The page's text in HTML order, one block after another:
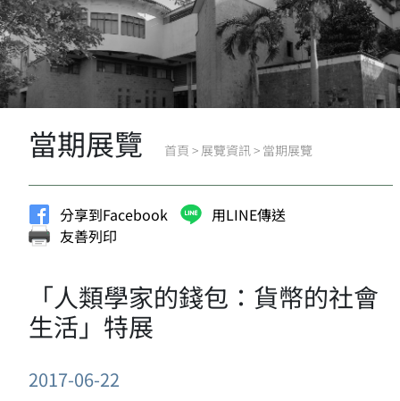
當期展覽 首頁 > 展覽資訊> 當期展覽
分享到Facebook
用LINE傳送
友善列印
「人類學家的錢包：貨幣的社會
生活」特展
2017-06-22